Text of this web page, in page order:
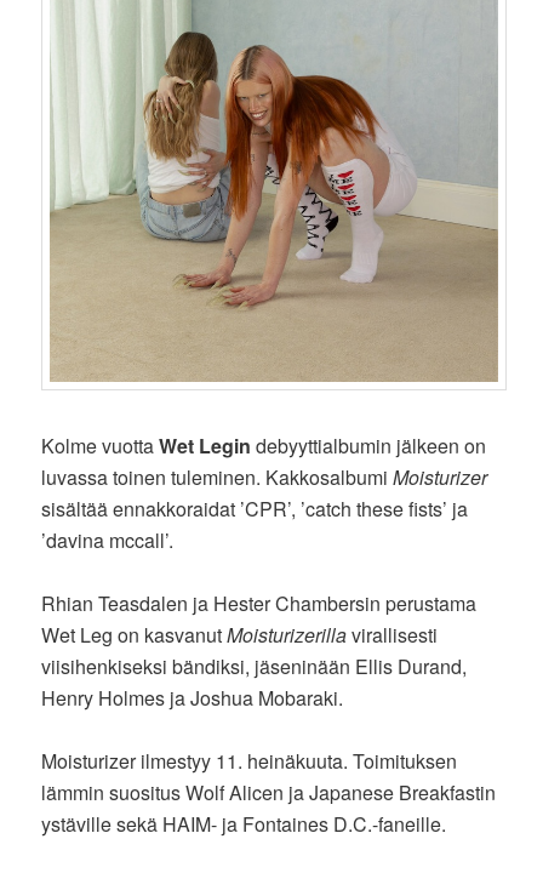
Kolme vuottaWet Legin debyyttialbumin jälkeen on
luvassa toinen tuleminen. KakkosalbumiMoisturizer
sisältää ennakkoraidat ’CPR’, ’catch these fists’ ja
’davina mccall’.
Rhian Teasdalen ja Hester Chambersin perustama
Wet Leg on kasvanutMoisturizerillavirallisesti
viisihenkiseksi bändiksi, jäseninään Ellis Durand,
Henry Holmes ja Joshua Mobaraki.
Moisturizer ilmestyy 11. heinäkuuta. Toimituksen
lämmin suositus Wolf Alicen ja Japanese Breakfastin
ystäville sekä HAIM- ja Fontaines D.C.-faneille.